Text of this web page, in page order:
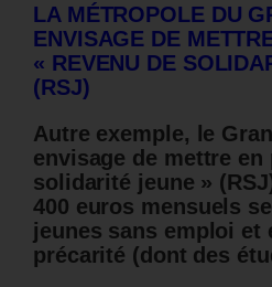
LA MÉTROPOLE DU
ENVISAGE DE
« REVENU DE
(RSJ)
Autre exemple, le
envisage de mettre en
solidarité jeune »
400 euros mensuels
jeunes sans emploi et
précarité (dont des